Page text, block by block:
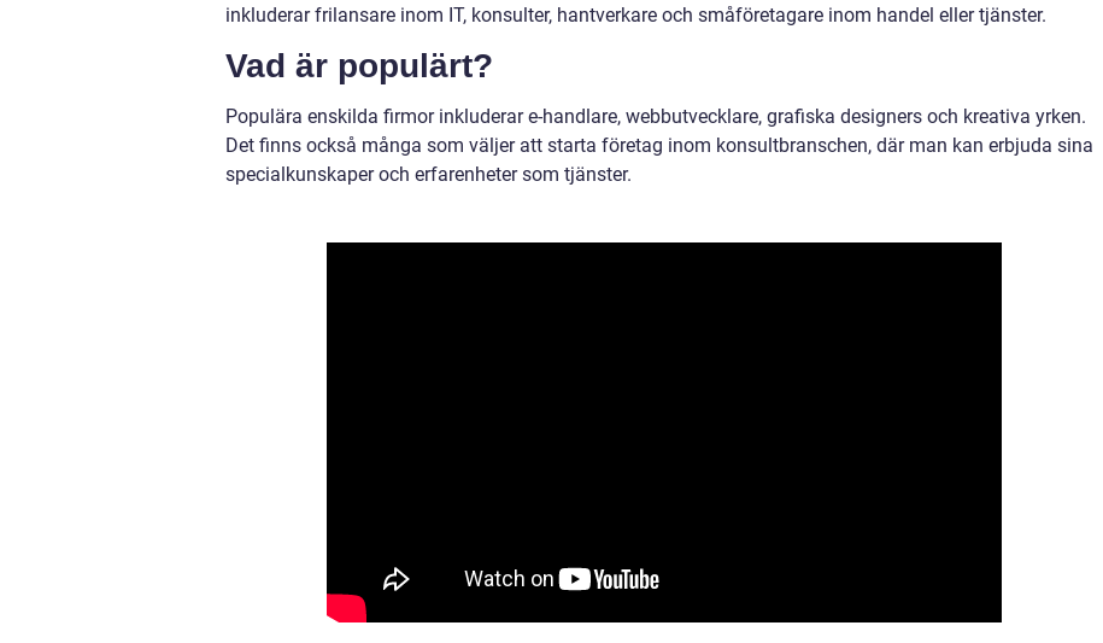
inkluderar frilansare inom IT, konsulter, hantverkare och småföretagare inom handel eller tjänster.
Vad är populärt?
Populära enskilda firmor inkluderar e-handlare, webbutvecklare, grafiska designers och kreativa yrken.
Det finns också många som väljer att starta företag inom konsultbranschen, där man kan erbjuda sina
specialkunskaper och erfarenheter som tjänster.